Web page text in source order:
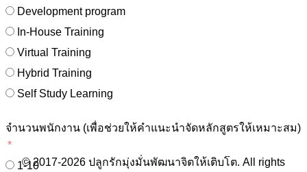
Development program
In-House Training
Virtual Training
Hybrid Training
Self Study Learning
จำนวนพนักงาน (เพื่อช่วยให้คำแนะนำจัดหลักสูตรให้เหมาะสม)
1-10
© 2017-2026 ปลูกรักมุ่งมั่นพัฒนาจิตให้เติบโต. All rights